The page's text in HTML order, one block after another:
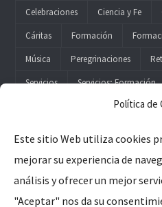
Política de
Este sitio Web utiliza cookies
mejorar su experiencia de
análisis y ofrecer un mejor
"Aceptar" nos da su
Celebraciones
Ciencia y Fe
Cáritas
Formación
Música
Peregrinaciones
Servicios
Servicios; Formación
Legal